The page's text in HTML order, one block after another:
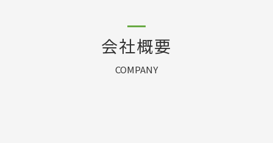
会社概要
COMPANY